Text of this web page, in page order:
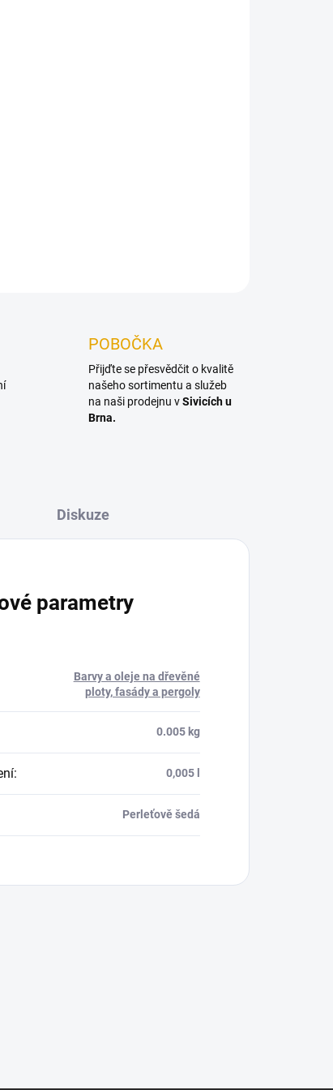
nátěru – inovativní dlouhodobá
POBOČKA
Přijďte se přesvědčit o kvalitě
našeho sortimentu a služeb
na naši prodejnu vSivicích u
Brna.
Diskuze
parametry
Barvy a oleje na dřevěné
ploty, fasády a pergoly
0.005 kg
: 0,005 l
Perleťově šedá